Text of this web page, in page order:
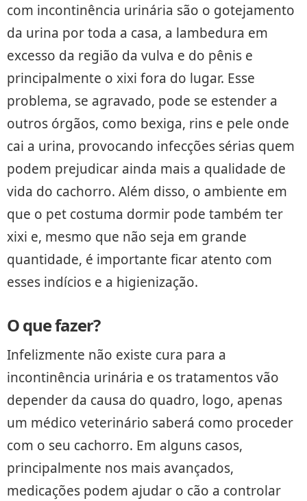
com incontinência urinária são o gotejamento
da urina por toda a casa, a lambedura em
excesso da região da vulva e do pênis e
principalmente o xixi fora do lugar. Esse
problema, se agravado, pode se estender a
outros órgãos, como bexiga, rins e pele onde
cai a urina, provocando infecções sérias quem
podem prejudicar ainda mais a qualidade de
vida do cachorro. Além disso, o ambiente em
que o pet costuma dormir pode também ter
xixi e, mesmo que não seja em grande
quantidade, é importante ficar atento com
esses indícios e a higienização.
O que fazer?
Infelizmente não existe cura para a
incontinência urinária e os tratamentos vão
depender da causa do quadro, logo, apenas
um médico veterinário saberá como proceder
com o seu cachorro. Em alguns casos,
principalmente nos mais avançados,
medicações podem ajudar o cão a controlar